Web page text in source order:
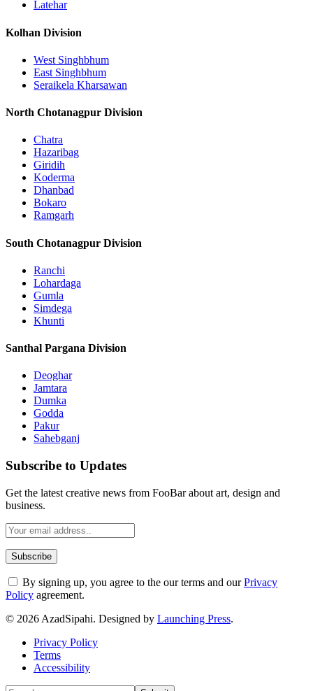
Latehar
Kolhan Division
West Singhbhum
East Singhbhum
Seraikela Kharsawan
North Chotanagpur Division
Chatra
Hazaribag
Giridih
Koderma
Dhanbad
Bokaro
Ramgarh
South Chotanagpur Division
Ranchi
Lohardaga
Gumla
Simdega
Khunti
Santhal Pargana Division
Deoghar
Jamtara
Dumka
Godda
Pakur
Sahebganj
Subscribe to Updates
Get the latest creative news from FooBar about art, design and
business.
By signing up, you agree to the our terms and ourPrivacy
Policy agreement.
© 2026 AzadSipahi. Designed by Launching Press.
Privacy Policy
Terms
Accessibility